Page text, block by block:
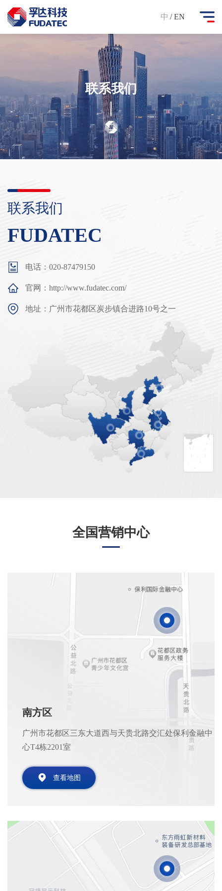
中 / EN
联系我们
联系我们
FUDATEC
电话：020-87479150
官网：http://www.fudatec.com/
地址：广州市花都区炭步镇合进路10号之一
全国营销中心
南方区
广州市花都区三东大道西与天贵北路交汇处保利金融中
心T4栋2201室
查看地图